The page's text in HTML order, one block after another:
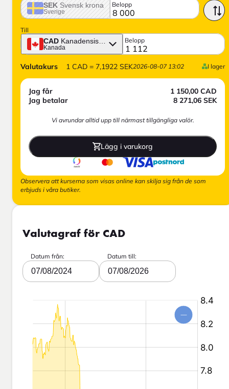
SEK Svensk krona
Sverige
Belopp
Till
CAD Kanadensisk dollar
Kanada
Belopp
Valutakurs 1 CAD = 7,1922 SEK2026-08-07 13:02 I lager
Jag får 1 150,00 CAD
Jag betalar
8 271,06 SEK
Vi avrundar alltid upp till närmast tillgängliga valör.
Lägg i varukorg
Observera att kurserna som visas online kan skilja sig från de som
erbjuds i våra butiker.
Valutagraf för CAD
Datum från:
07/08/2024
Datum till:
07/08/2026